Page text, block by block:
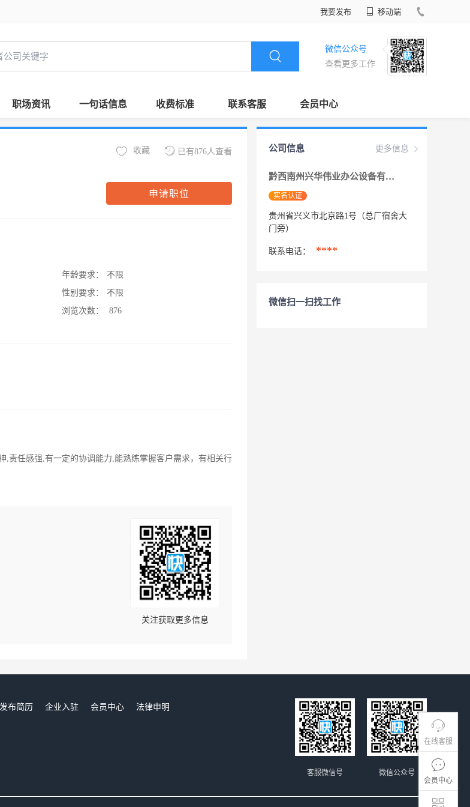
我要发布 移动端
微信公众号
查看更多工作
职场资讯 一句话信息 收费标准 联系客服 会员中心
在线客服
会员中心
已有876人查看
收藏
申请职位
年龄要求：
不限
性别要求：
不限
浏览次数：
876
责任感强,有一定的协调能力,能熟练掌握客户需求，有相关行
关注获取更多信息
更多信息
公司信息
黔西南州兴华伟业办公设备有限责任公司
实名认证
贵州省兴义市北京路1号（总厂宿舍大
门旁）
联系电话： ****
微信扫一扫找工作
发布简历 企业入驻 会员中心
法律申明
微信公众号
客服微信号